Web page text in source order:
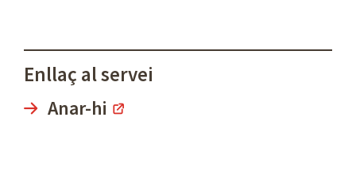
Enllaç al servei
Anar-hi